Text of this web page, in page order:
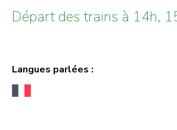
Départ des trains à 14h,
Langues parlées :